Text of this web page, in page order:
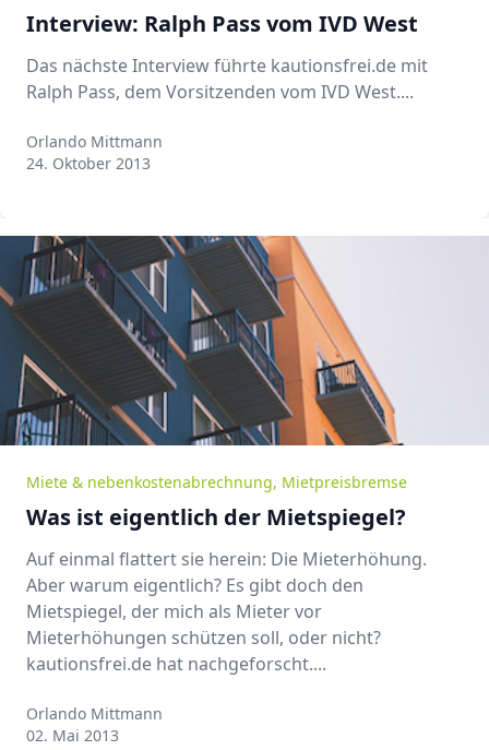
Interview: Ralph Pass vom IVD West
Das nächste Interview führte kautionsfrei.de mit
Ralph Pass, dem Vorsitzenden vom IVD West....
Orlando Mittmann
Orlando Mittmann
24. Oktober 2013
Miete & nebenkostenabrechnung, Mietpreisbremse
Was ist eigentlich der Mietspiegel?
Auf einmal flattert sie herein: Die Mieterhöhung.
Aber warum eigentlich? Es gibt doch den
Mietspiegel, der mich als Mieter vor
Mieterhöhungen schützen soll, oder nicht?
kautionsfrei.de hat nachgeforscht....
Orlando Mittmann
Orlando Mittmann
02. Mai 2013